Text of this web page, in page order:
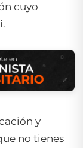
cuyo
y
no tienes